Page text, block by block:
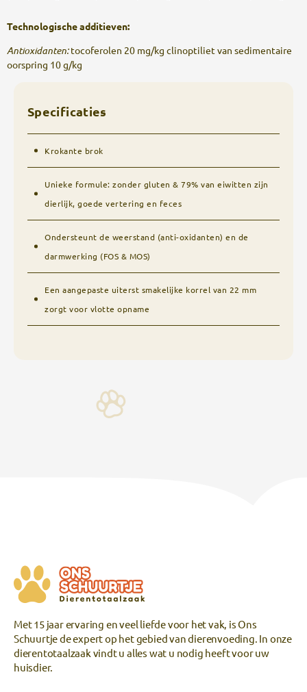
Technologische additieven:
Antioxidanten:tocoferolen 20 mg/kg clinoptiliet van sedimentaire
oorspring 10 g/kg
Specificaties
Krokante brok
Unieke formule: zonder gluten & 79% van eiwitten zijn
dierlijk, goede vertering en feces
Ondersteunt de weerstand (anti-oxidanten) en de
darmwerking (FOS & MOS)
Een aangepaste uiterst smakelijke korrel van 22 mm
zorgt voor vlotte opname
Met 15 jaar ervaring en veel liefde voor het vak, is Ons
Schuurtje de expert op het gebied van dierenvoeding. In onze
dierentotaalzaak vindt u alles wat u nodig heeft voor uw
huisdier.